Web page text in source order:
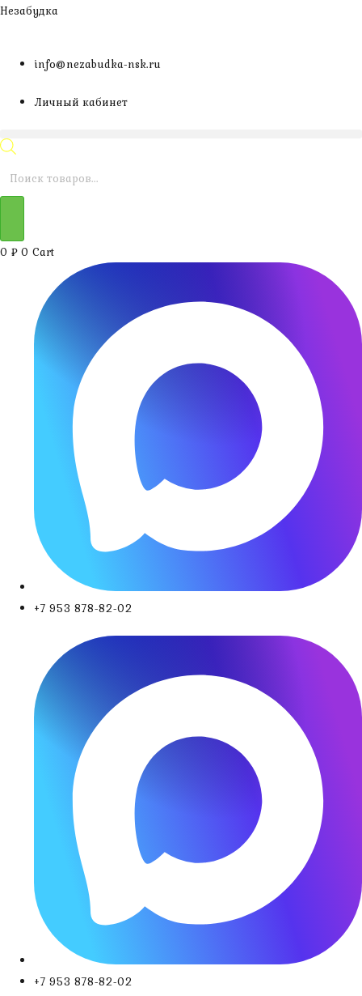
Перейти
Незабудка
info@nezabudka-nsk.ru
Личный кабинет
Поиск
0 ₽ 0 Cart
+7 953 878-82-02
+7 953 878-82-02